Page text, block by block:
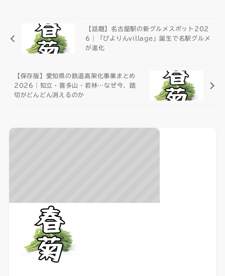
【話題】名古屋駅の新グルメスポット202
6｜「ぴよりんvillage」誕生で名駅グルメ
が進化
【保存版】愛知県の鉄道高架化事業まとめ
2026｜知立・喜多山・若林…なぜ今、踏
切がどんどん消えるのか